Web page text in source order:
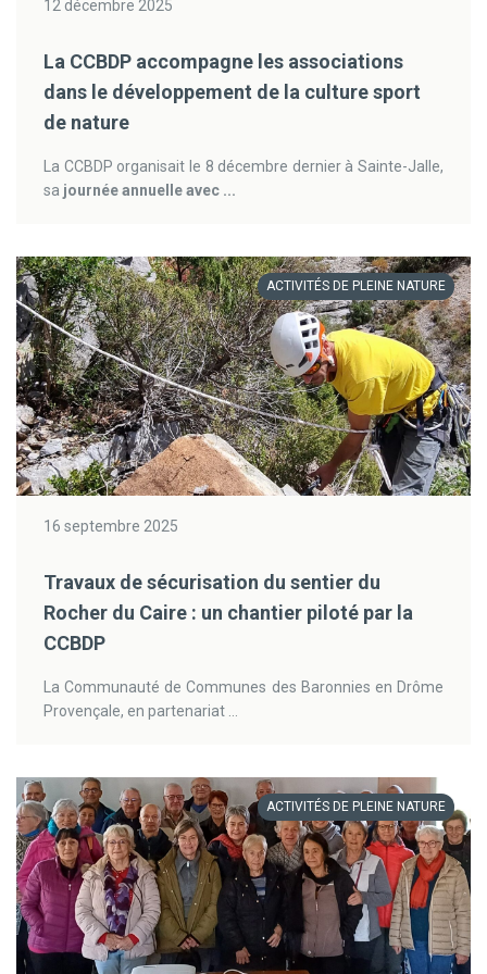
12 décembre 2025
La CCBDP accompagne les associations
dans le développement de la culture sport
de nature
La CCBDP organisait le 8 décembre dernier à Sainte-Jalle,
sa journée annuelle avec ...
ACTIVITÉS DE PLEINE NATURE
16 septembre 2025
Travaux de sécurisation du sentier du
Rocher du Caire : un chantier piloté par la
CCBDP
La Communauté de Communes des Baronnies en Drôme
Provençale, en partenariat ...
ACTIVITÉS DE PLEINE NATURE